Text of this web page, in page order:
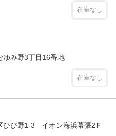
在庫なし
み野3丁目16番地
在庫なし
び野1-3 イオン海浜幕張2Ｆ